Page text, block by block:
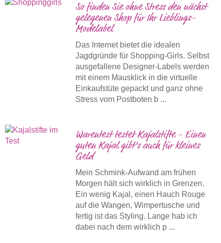
So finden Sie ohne Stress den nächst
gelegenen Shop für Ihr Lieblings-
Modelabel
Das Internet bietet die idealen
Jagdgründe für Shopping-Girls. Selbst
ausgefallene Designer-Labels werden
mit einem Mausklick in die virtuelle
Einkaufstüte gepackt und ganz ohne
Stress vom Postboten b ...
Warentest testet Kajalstifte - Einen
guten Kajal gibt's auch für kleines
Geld
Mein Schmink-Aufwand am frühen
Morgen hält sich wirklich in Grenzen.
Ein wenig Kajal, einen Hauch Rouge
auf die Wangen, Wimpertusche und
fertig ist das Styling. Lange hab ich
dabei nach dem wirklich p ...